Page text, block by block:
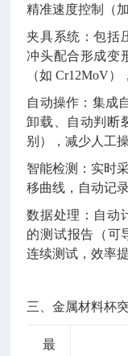
精准速度控制（
夹具系统：包括
冲头配合形成变
（如 Cr12MoV
自动操作：集成
卸载、自动判断
别），减少人工
智能检测：实时
移曲线，自动记
数据处理：自动
的测试报告（可
连续测试，效率
三、金属材料杯
最